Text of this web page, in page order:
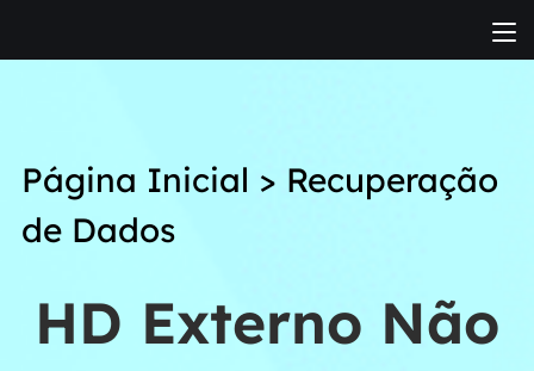
Página Inicial > Recuperação
de Dados
HD Externo Não